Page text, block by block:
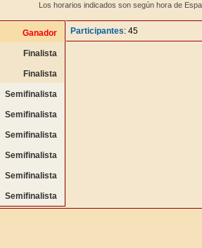
Los horarios indicados son según hora de
Ganador
Finalista
Finalista
Semifinalista
Semifinalista
Semifinalista
Semifinalista
Semifinalista
Semifinalista
Participantes: 45